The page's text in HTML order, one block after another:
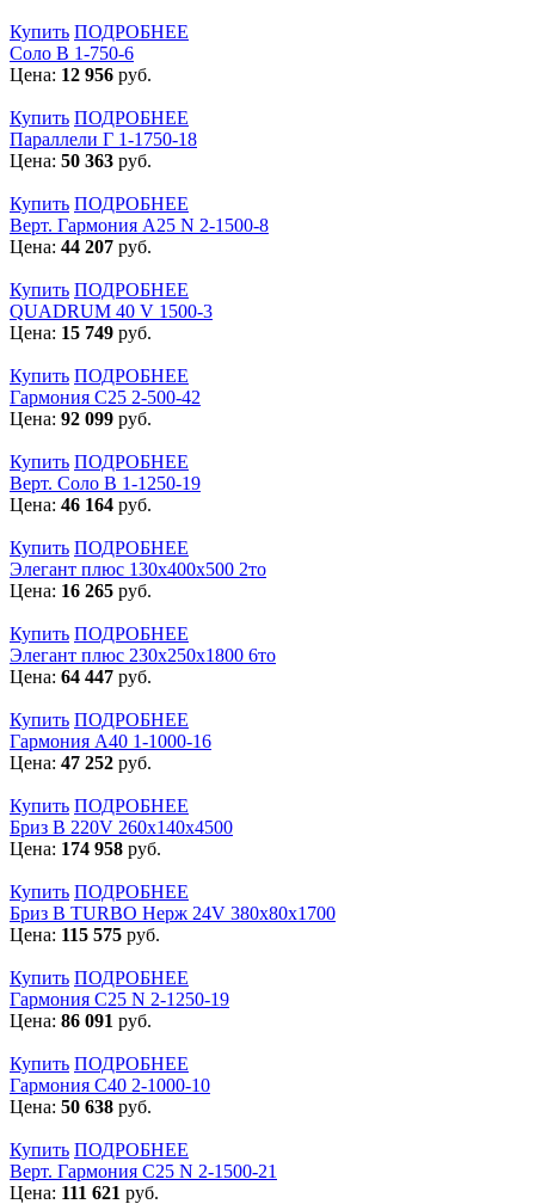
Купить ПОДРОБНЕЕ
Соло В 1-750-6
Цена: 12 956 руб.
Купить ПОДРОБНЕЕ
Параллели Г 1-1750-18
Цена: 50 363 руб.
Купить ПОДРОБНЕЕ
Верт. Гармония А25 N 2-1500-8
Цена: 44 207 руб.
Купить ПОДРОБНЕЕ
QUADRUM 40 V 1500-3
Цена: 15 749 руб.
Купить ПОДРОБНЕЕ
Гармония С25 2-500-42
Цена: 92 099 руб.
Купить ПОДРОБНЕЕ
Верт. Соло В 1-1250-19
Цена: 46 164 руб.
Купить ПОДРОБНЕЕ
Элегант плюс 130x400x500 2то
Цена: 16 265 руб.
Купить ПОДРОБНЕЕ
Элегант плюс 230x250x1800 6то
Цена: 64 447 руб.
Купить ПОДРОБНЕЕ
Гармония А40 1-1000-16
Цена: 47 252 руб.
Купить ПОДРОБНЕЕ
Бриз В 220V 260x140x4500
Цена: 174 958 руб.
Купить ПОДРОБНЕЕ
Бриз В TURBO Нерж 24V 380х80х1700
Цена: 115 575 руб.
Купить ПОДРОБНЕЕ
Гармония С25 N 2-1250-19
Цена: 86 091 руб.
Купить ПОДРОБНЕЕ
Гармония С40 2-1000-10
Цена: 50 638 руб.
Купить ПОДРОБНЕЕ
Верт. Гармония С25 N 2-1500-21
Цена: 111 621 руб.